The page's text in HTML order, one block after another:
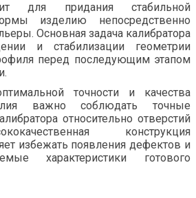
для придания стабильной
изделию непосредственно
Основная задача калибратора
и стабилизации геометрии
перед последующим этапом
точности и качества
важно соблюдать точные
относительно отверстий
конструкция
избежать появления дефектов и
характеристики готового